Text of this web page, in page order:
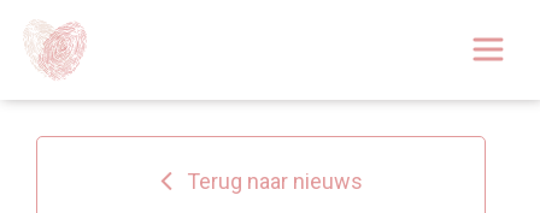
Over
Huidoplossingen
Terug naar nieuws